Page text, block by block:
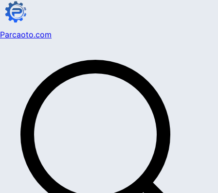
Parcaoto.com